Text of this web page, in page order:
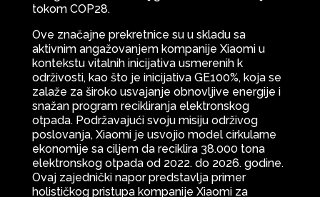
tokom COP28.
Ove značajne prekretnice su u skladu sa
aktivnim angažovanjem kompanije Xiaomi u
kontekstu vitalnih inicijativa usmerenih k
održivosti, kao što je inicijativa GE100%, koja se
zalaže za široko usvajanje obnovljive energije i
snažan program recikliranja elektronskog
otpada. Podržavajući svoju misiju održivog
poslovanja, Xiaomi je usvojio model cirkularne
ekonomije sa ciljem da reciklira 38.000 tona
elektronskog otpada od 2022. do 2026. godine.
Ovaj zajednički napor predstavlja primer
holističkog pristupa kompanije Xiaomi za